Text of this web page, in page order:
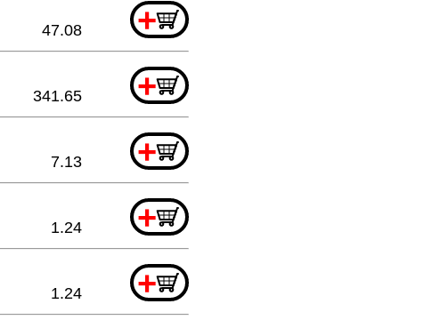
+
47.08
+
341.65
+
7.13
+
1.24
+
1.24